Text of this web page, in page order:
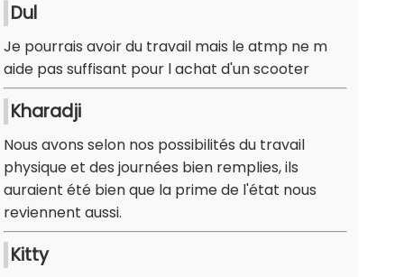
Dul
Je pourrais avoir du travail mais le atmp ne m
aide pas suffisant pour l achat d'un scooter
Kharadji
Nous avons selon nos possibilités du travail
physique et des journées bien remplies, ils
auraient été bien que la prime de l'état nous
reviennent aussi.
Kitty